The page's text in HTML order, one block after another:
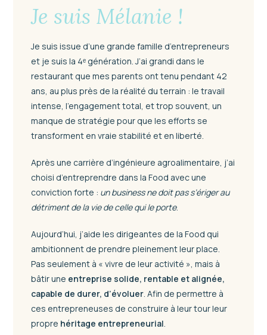
Je suis Mélanie !
Je suis issue d’une grande famille d’entrepreneurs
et je suis la 4ᵉ génération. J’ai grandi dans le
restaurant que mes parents ont tenu pendant 42
ans, au plus près de la réalité du terrain : le travail
intense, l’engagement total, et trop souvent, un
manque de stratégie pour que les efforts se
transforment en vraie stabilité et en liberté.
Après une carrière d’ingénieure agroalimentaire, j’ai
choisi d’entreprendre dans la Food avec une
conviction forte : un business ne doit pas s’ériger au
détriment de la vie de celle qui le porte.
Aujourd’hui, j’aide les dirigeantes de la Food qui
ambitionnent de prendre pleinement leur place.
Pas seulement à « vivre de leur activité », mais à
bâtir une entreprise solide, rentable et alignée,
capable de durer, d’évoluer . Afin de permettre à
ces entrepreneuses de construire à leur tour leur
propre héritage entrepreneurial